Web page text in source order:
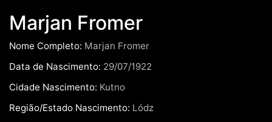
Marjan Fromer
Nome Completo: Marjan Fromer
Data de Nascimento: 29/07/1922
Cidade Nascimento: Kutno
Região/Estado Nascimento: Lódz